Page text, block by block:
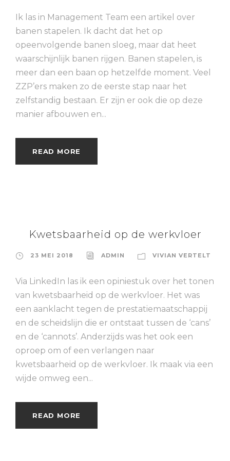
Ik las in Management Team een artikel over
banen stapelen. Ik dacht dat het op
opeenvolgende banen sloeg, maar dat heet
waarschijnlijk banen rijgen. Banen stapelen, is
meer dan een baan op hetzelfde moment. Veel
ZZP’ers maken zo de eerste stap naar het
zelfstandig bestaan. Er zijn er ook die op deze
manier afbouwen en...
READ MORE
Kwetsbaarheid op de werkvloer
23 MEI 2018 ADMIN VIVIAN VERTELT
Via LinkedIn las ik een opiniestuk over het tonen
van kwetsbaarheid op de werkvloer. Het was
een aanklacht tegen de prestatiemaatschappij
en de scheidslijn die er ontstaat tussen de ‘cans’
en de ‘cannots’. Anderzijds was het ook een
oproep om of een verlangen naar
kwetsbaarheid op de werkvloer. Ik maak via een
wijde omweg een...
READ MORE